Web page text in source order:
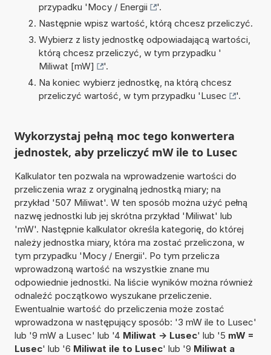
przypadku 'Mocy / Energii
'.
Następnie wpisz wartość, którą chcesz przeliczyć.
Wybierz z listy jednostkę odpowiadającą wartości,
którą chcesz przeliczyć, w tym przypadku '
Miliwat [mW]
'.
Na koniec wybierz jednostkę, na którą chcesz
przeliczyć wartość, w tym przypadku 'Lusec '.
Wykorzystaj pełną moc tego konwertera
jednostek, aby przeliczyć mW ile to Lusec
Kalkulator ten pozwala na wprowadzenie wartości do
przeliczenia wraz z oryginalną jednostką miary; na
przykład '507 Miliwat'. W ten sposób można użyć pełną
nazwę jednostki lub jej skrótna przykład 'Miliwat' lub
'mW'. Następnie kalkulator określa kategorię, do której
należy jednostka miary, która ma zostać przeliczona, w
tym przypadku 'Mocy / Energii'. Po tym przelicza
wprowadzoną wartość na wszystkie znane mu
odpowiednie jednostki. Na liście wyników można również
odnaleźć początkowo wyszukane przeliczenie.
Ewentualnie wartość do przeliczenia może zostać
wprowadzona w następujący sposób: '3 mW ile to Lusec'
lub '9 mW a Lusec' lub '4 Miliwat -> Lusec' lub '5 mW =
Lusec' lub '6 Miliwat ile to Lusec' lub '9 Miliwat a